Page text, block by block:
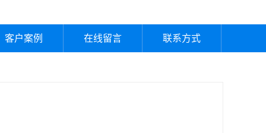
客户案例 在线留言 联系方式